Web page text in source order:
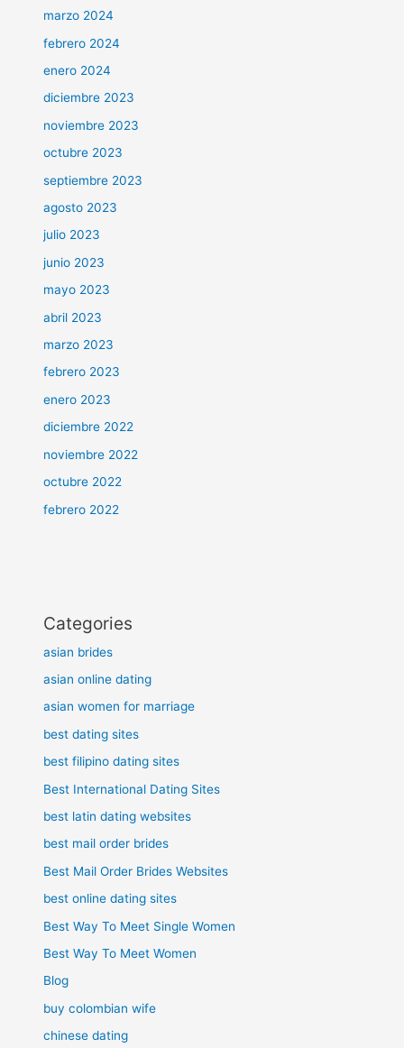
marzo 2024
febrero 2024
enero 2024
diciembre 2023
noviembre 2023
octubre 2023
septiembre 2023
agosto 2023
julio 2023
junio 2023
mayo 2023
abril 2023
marzo 2023
febrero 2023
enero 2023
diciembre 2022
noviembre 2022
octubre 2022
febrero 2022
Categories
asian brides
asian online dating
asian women for marriage
best dating sites
best filipino dating sites
Best International Dating Sites
best latin dating websites
best mail order brides
Best Mail Order Brides Websites
best online dating sites
Best Way To Meet Single Women
Best Way To Meet Women
Blog
buy colombian wife
chinese dating